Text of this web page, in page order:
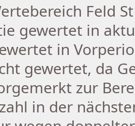
Feld
gewertet in
in
gewertet, da
zur
in der